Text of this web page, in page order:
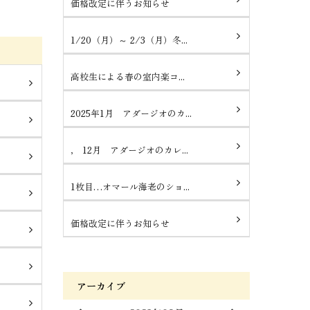
価格改定に伴うお知らせ
1/20（月）～ 2/3（月）冬...
高校生による春の室内楽コ...
2025年1月 アダージオのカ...
， 12月 アダージオのカレ...
1枚目…オマール海老のショ...
価格改定に伴うお知らせ
アーカイブ